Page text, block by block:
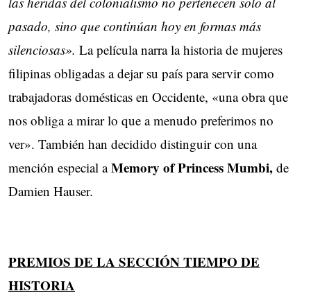
pasado, sino que continúan hoy en formas más
silenciosas». La película narra la historia de mujeres
filipinas obligadas a dejar su país para servir como
trabajadoras domésticas en Occidente, «una obra que
nos obliga a mirar lo que a menudo preferimos no
ver». También han decidido distinguir con una
mención especial aMemory of Princess Mumbi, de
Damien Hauser.
PREMIOS DE LA SECCIÓN TIEMPO DE
HISTORIA